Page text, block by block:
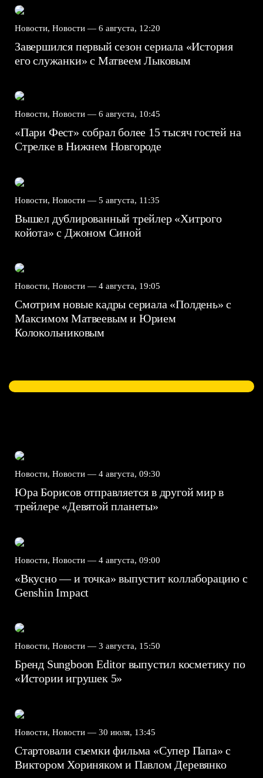
Новости, Новости — 6 августа, 12:20
Завершился первый сезон сериала «История
его служанки» с Матвеем Лыковым
Новости, Новости — 6 августа, 10:45
«Пари Фест» собрал более 15 тысяч гостей на
Стрелке в Нижнем Новгороде
Новости, Новости — 5 августа, 11:35
Вышел дублированный трейлер «Хитрого
койота» с Джоном Синой
Новости, Новости — 4 августа, 19:05
Смотрим новые кадры сериала «Полдень» с
Максимом Матвеевым и Юрием
Колокольниковым
Новости, Новости — 4 августа, 09:30
Юра Борисов отправляется в другой мир в
трейлере «Девятой планеты»
Новости, Новости — 4 августа, 09:00
«Вкусно — и точка» выпустит коллаборацию с
Genshin Impact⁠⁠
Новости, Новости — 3 августа, 15:50
Бренд Sungboon Editor выпустил косметику по
«Истории игрушек 5»
Новости, Новости — 30 июля, 13:45
Стартовали съемки фильма «Супер Папа» с
Виктором Хориняком и Павлом Деревянко